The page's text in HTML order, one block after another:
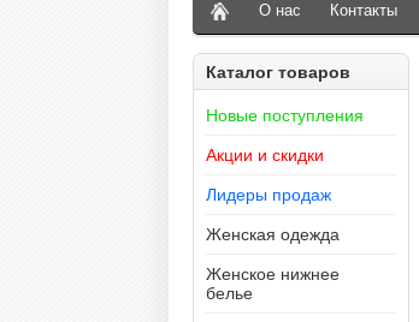
О нас Контакты
Каталог товаров
Новые поступления
Акции и скидки
Лидеры продаж
Женская одежда
Женское нижнее
белье